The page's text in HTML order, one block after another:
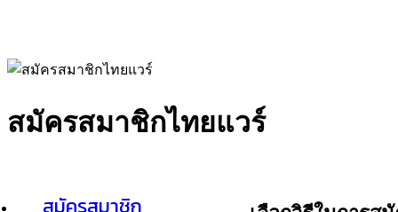
สมัครสมาชิกไทยแวร์
สมัครสมาชิก